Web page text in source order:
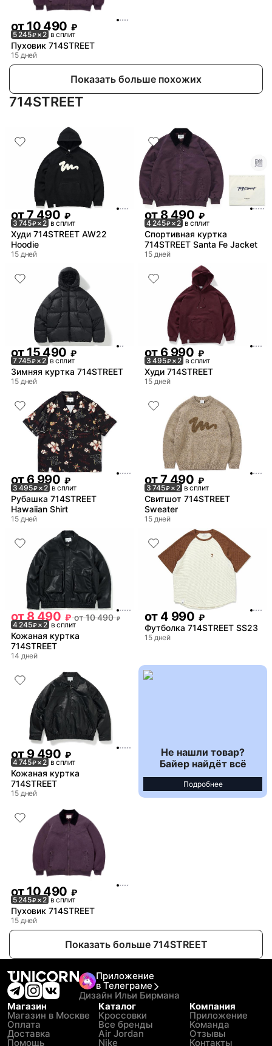
от 10 490 ₽
5 245₽× 2 в сплит
Пуховик 714STREET
15 дней
Показать больше похожих
714STREET
от7 490 ₽
3 745₽× 2 в сплит
Худи 714STREET AW22
Hoodie
15 дней
от8 490 ₽
4 245₽× 2 в сплит
Спортивная куртка
714STREET Santa Fe Jacket
15 дней
от15 490 ₽
7 745₽× 2 в сплит
Зимняя куртка 714STREET
15 дней
от6 990 ₽
3 495₽× 2 в сплит
Худи 714STREET
15 дней
от 6 990 ₽
3 495₽× 2 в сплит
Рубашка 714STREET
Hawaiian Shirt
15 дней
от7 490 ₽
3 745₽× 2 в сплит
Свитшот 714STREET
Sweater
15 дней
от8 490 ₽ от 10 490 ₽
4 245₽× 2 в сплит
Кожаная куртка
714STREET
14 дней
от 4 990 ₽
Футболка 714STREET SS23
15 дней
от9 490 ₽
4 745₽× 2 в сплит
Кожаная куртка
714STREET
15 дней
Не нашли товар?
Байер найдёт всё
Подробнее
от 10 490 ₽
5 245₽× 2 в сплит
Пуховик 714STREET
15 дней
Показать больше 714STREET
Приложение
в Телеграме
Дизайн Ильи Бирмана
Магазин
Магазин в Москве
Оплата
Доставка
Помощь
Каталог
Кроссовки
Все бренды
Air Jordan
Nike
Компания
Приложение
Команда
Отзывы
Контакты